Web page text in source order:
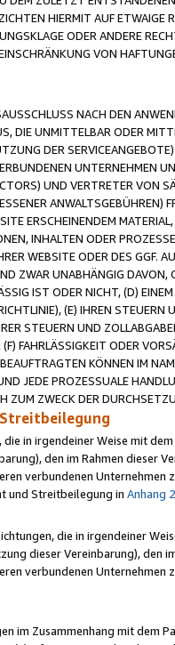
HIERMIT AUF
ODER ANDERE
VON
NACH DEN
DIE UNMITTELBAR ODER
DER
UNTERNEHMEN
UND VERTRETER VON
ERSCHEINENDEM
INHALTEN ODER
WEBSITE ODER DES GGF.
ZWAR UNABHÄNGIG
IST ODER NICHT, (D)
(E) IHREN
STEUERN UND
FAHRLÄSSIGKEIT ODER
KÖNNEN IM
JEDE PROZESSUALE
ZUM ZWECK DER
in irgendeiner Weise mit
den im Rahmen dieser
verbundenen
und Streitbeilegung in Anhang 2
die in irgendeiner
dieser Vereinbarung), den
verbundenen
im Zusammenhang mit dem